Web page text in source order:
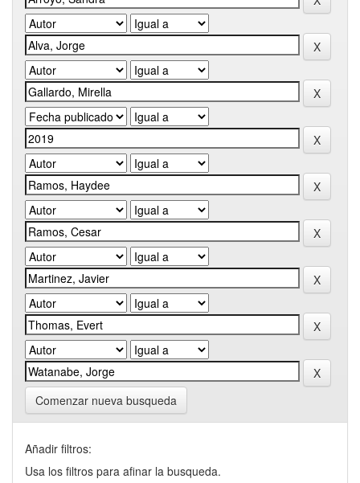
Comenzar nueva busqueda
Añadir filtros:
Usa los filtros para afinar la busqueda.